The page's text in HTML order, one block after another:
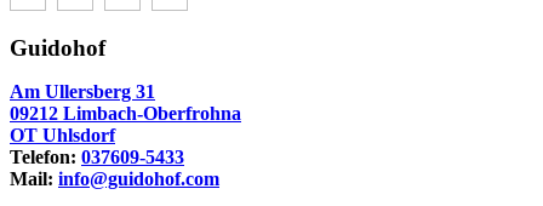
Guidohof
Am Ullersberg 31
09212 Limbach-Oberfrohna
OT Uhlsdorf
Telefon: 037609-5433
Mail: info@guidohof.com